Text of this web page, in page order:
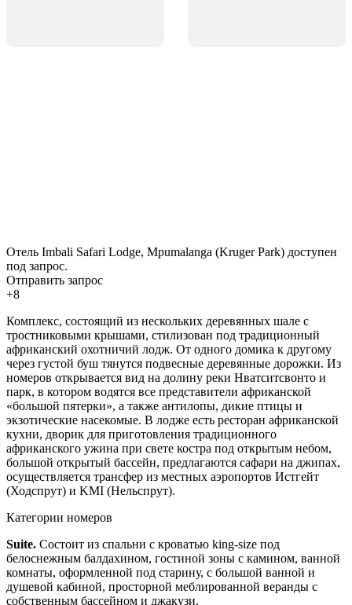
Отель Imbali Safari Lodge, Mpumalanga (Kruger Park) доступен
под запрос.
Отправить запрос
+8
Комплекс, состоящий из нескольких деревянных шале с
тростниковыми крышами, стилизован под традиционный
африканский охотничий лодж. От одного домика к другому
через густой буш тянутся подвесные деревянные дорожки. Из
номеров открывается вид на долину реки Нватситсвонто и
парк, в котором водятся все представители африканской
«большой пятерки», а также антилопы, дикие птицы и
экзотические насекомые. В лодже есть ресторан африканской
кухни, дворик для приготовления традиционного
африканского ужина при свете костра под открытым небом,
большой открытый бассейн, предлагаются сафари на джипах,
осуществляется трансфер из местных аэропортов Истгейт
(Ходспрут) и KMI (Нельспрут).
Категории номеров
Suite. Состоит из спальни с кроватью king-size под
белоснежным балдахином, гостиной зоны с камином, ванной
комнаты, оформленной под старину, с большой ванной и
душевой кабиной, просторной меблированной веранды с
собственным бассейном и джакузи.